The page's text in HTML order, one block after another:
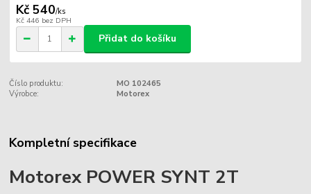
Kč 540/ks
Kč 446 bez DPH
Přidat do košíku
Číslo produktu:
MO 102465
Výrobce:
Motorex
Kompletní specifikace
Motorex POWER SYNT 2T